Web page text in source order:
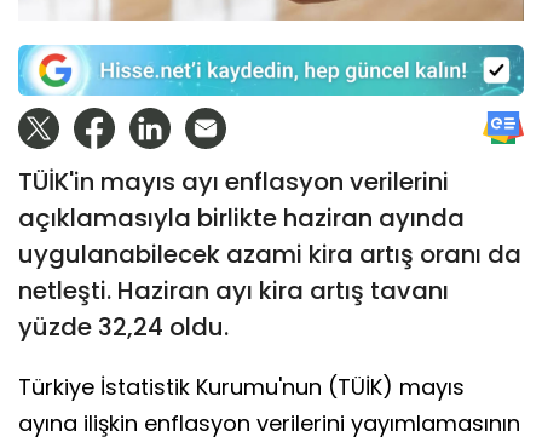
TÜİK'in mayıs ayı enflasyon verilerini
açıklamasıyla birlikte haziran ayında
uygulanabilecek azami kira artış oranı da
netleşti. Haziran ayı kira artış tavanı
yüzde 32,24 oldu.
Türkiye İstatistik Kurumu'nun (TÜİK) mayıs
ayına ilişkin enflasyon verilerini yayımlamasının